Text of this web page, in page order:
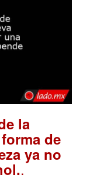
la
de
ya no
.